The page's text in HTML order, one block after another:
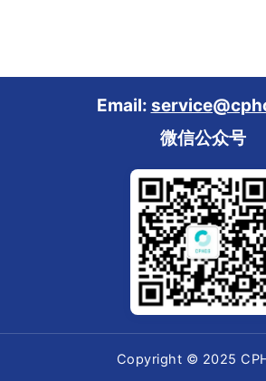
Email:
微信公众号
Copyright © 2025